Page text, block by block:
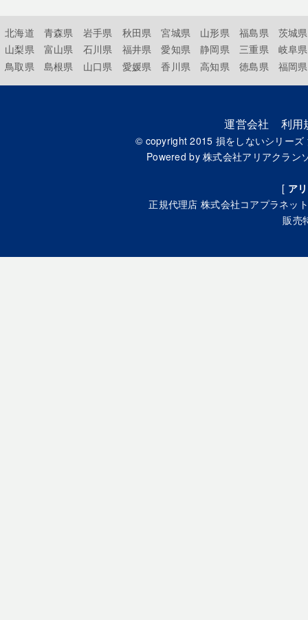
北海道 青森県 岩手県 秋田県 宮城県 山形県 福島県
茨城県
山梨県
富山県 石川県 福井県 愛知県 静岡県 三重県
岐阜県
鳥取県
島根県 山口県 愛媛県 香川県 高知県 徳島県 福岡県
運営会社 利用
© copyright 2015 損をしないシリー
Powered by株式会社アリアクラン
[ ア
正規代理店 株式会社コアプラネッ
販売